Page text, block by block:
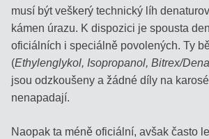
musí být veškerý technický líh
kámen úrazu. K dispozici je spousta
oficiálních i speciálně povolených. Ty
(Ethylenglykol, Isopropanol, Bitrex/
jsou odzkoušeny a žádné díly na
nenapadají.
Naopak ta méně oficiální, avšak často